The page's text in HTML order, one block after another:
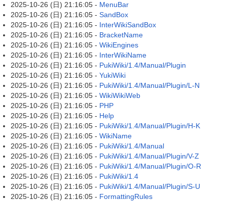
2025-10-26 (日) 21:16:05 - MenuBar
2025-10-26 (日) 21:16:05 - SandBox
2025-10-26 (日) 21:16:05 - InterWikiSandBox
2025-10-26 (日) 21:16:05 - BracketName
2025-10-26 (日) 21:16:05 - WikiEngines
2025-10-26 (日) 21:16:05 - InterWikiName
2025-10-26 (日) 21:16:05 - PukiWiki/1.4/Manual/Plugin
2025-10-26 (日) 21:16:05 - YukiWiki
2025-10-26 (日) 21:16:05 - PukiWiki/1.4/Manual/Plugin/L-N
2025-10-26 (日) 21:16:05 - WikiWikiWeb
2025-10-26 (日) 21:16:05 - PHP
2025-10-26 (日) 21:16:05 - Help
2025-10-26 (日) 21:16:05 - PukiWiki/1.4/Manual/Plugin/H-K
2025-10-26 (日) 21:16:05 - WikiName
2025-10-26 (日) 21:16:05 - PukiWiki/1.4/Manual
2025-10-26 (日) 21:16:05 - PukiWiki/1.4/Manual/Plugin/V-Z
2025-10-26 (日) 21:16:05 - PukiWiki/1.4/Manual/Plugin/O-R
2025-10-26 (日) 21:16:05 - PukiWiki/1.4
2025-10-26 (日) 21:16:05 - PukiWiki/1.4/Manual/Plugin/S-U
2025-10-26 (日) 21:16:05 - FormattingRules